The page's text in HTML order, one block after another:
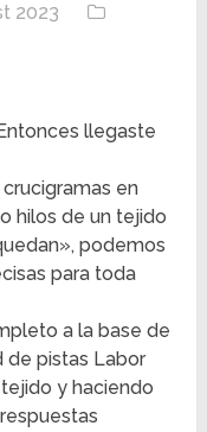
2023
llegaste
en
hilos de un tejido
podemos
para toda
a la base de
de pistas Labor
y haciendo